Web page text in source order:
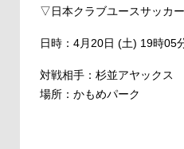
▽日本クラブユースサッカ
日時：4月20日 (土) 19時05
対戦相手：杉並アヤックス
場所：かもめパーク